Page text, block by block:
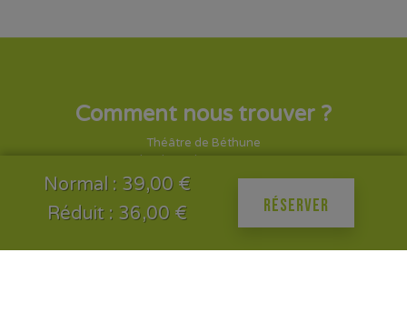
Normal : 39,00 €
Réduit : 36,00 €
RÉSERVER
Comment nous trouver ?
Théâtre de Béthune
boulevard Victor Hugo
62400 Béthune